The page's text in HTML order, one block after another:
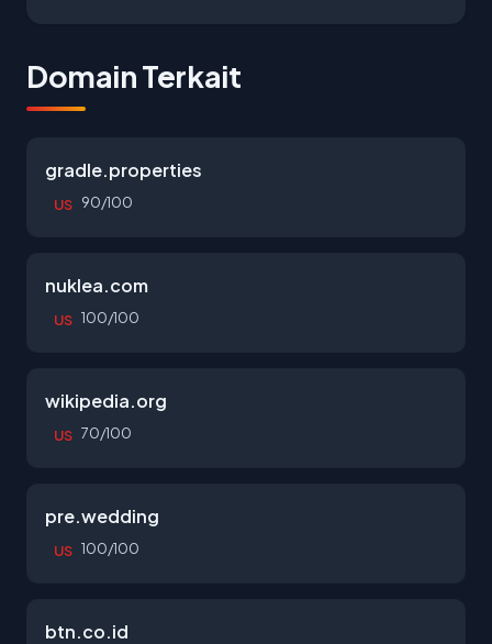
Domain Terkait
gradle.properties
US 90/100
nuklea.com
US 100/100
wikipedia.org
US 70/100
pre.wedding
US 100/100
btn.co.id